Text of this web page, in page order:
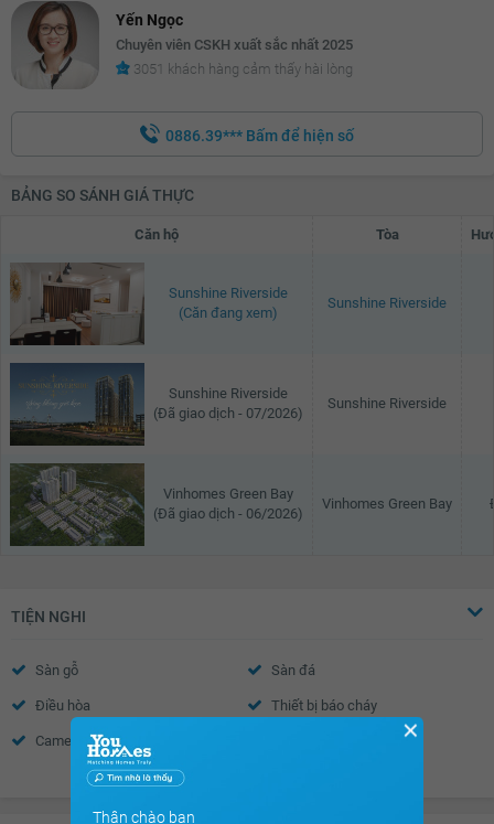
Yến Ngọc
Chuyên viên CSKH xuất sắc nhất 2025
3051 khách hàng cảm thấy hài lòng
0886.39*** Bấm để hiện số
BẢNG SO SÁNH GIÁ THỰC
Căn hộ Tòa
Sunshine Riverside
(Căn đang xem)
Sunshine Riverside
Sunshine Riverside
(Đã giao dịch - 07/2026)
Sunshine Riverside
Vinhomes Green Bay
(Đã giao dịch - 06/2026)
Vinhomes Green Bay
TIỆN NGHI
Sàn gỗ Sàn đá
Điều hòa Thiết bị báo cháy
Camera an ninh
Nước nóng
✕
Thân chào bạn